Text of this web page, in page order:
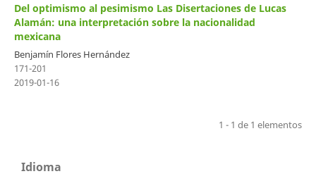
Del optimismo al pesimismo Las Disertaciones de Lucas
Alamán: una interpretación sobre la nacionalidad
mexicana
Benjamín Flores Hernández
171-201
2019-01-16
1 - 1 de 1 elementos
Idioma